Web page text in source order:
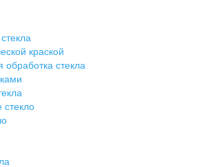
краской
обработка стекла